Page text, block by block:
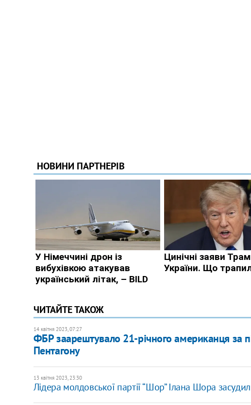
ЧИТАЙТЕ ТАКОЖ
14 квітня 2023, 07:27
ФБР заарештувало 21-річного американця за
Пентагону
13 квітня 2023, 23:30
Лідера молдовської партії “Шор” Ілана Шора